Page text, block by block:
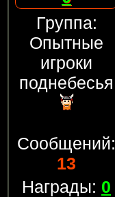
Группа:
Опытные
игроки
поднебесья
Сообщений:
13
Награды: 0